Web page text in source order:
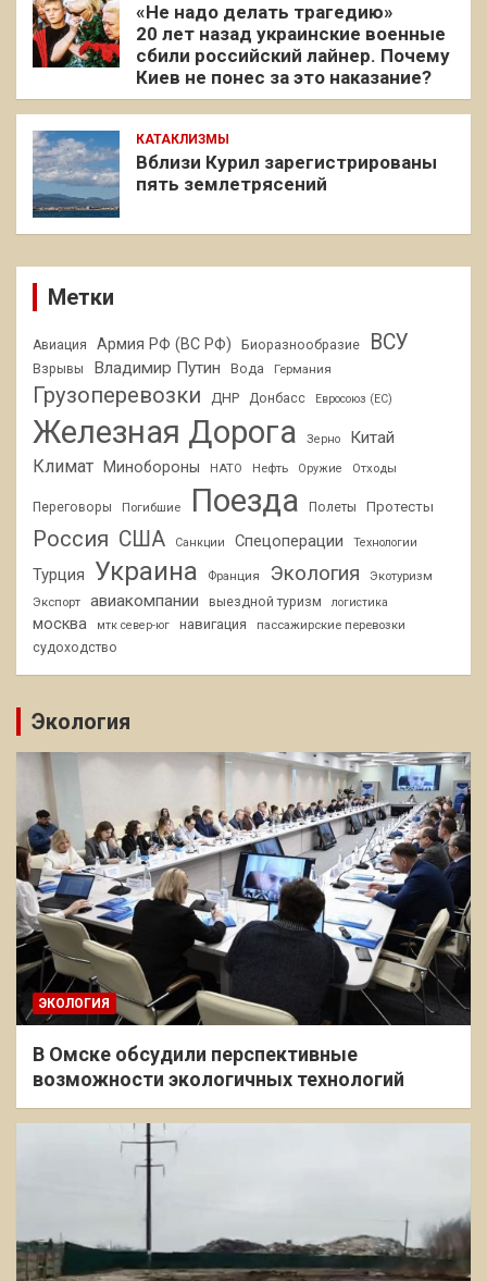
«Не надо делать трагедию»
20 лет назад украинские военные
сбили российский лайнер. Почему
Киев не понес за это наказание?
КАТАКЛИЗМЫ
Вблизи Курил зарегистрированы
пять землетрясений
Метки
Авиация Армия РФ (ВС РФ) Биоразнообразие ВСУ
Взрывы Владимир Путин Вода Германия
Грузоперевозки ДНР Донбасс Евросоюз (ЕС)
Железная Дорога Зерно Китай
Климат Минобороны НАТО Нефть Оружие Отходы
Переговоры Погибшие Поезда Полеты Протесты
Россия США Санкции Спецоперации Технологии
Турция Украина Франция Экология
Экотуризм
Экспорт
авиакомпании выездной туризм логистика
москва мтк север-юг навигация
пассажирские перевозки
судоходство
Экология
ЭКОЛОГИЯ
В Омске обсудили перспективные
возможности экологичных технологий